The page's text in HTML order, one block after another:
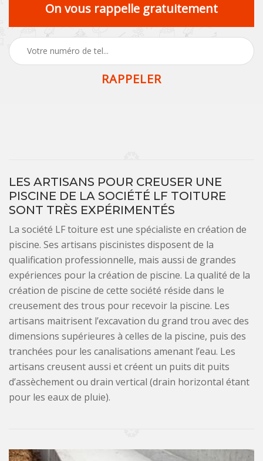
On vous rappelle gratuitement
LES ARTISANS POUR CREUSER UNE
PISCINE DE LA SOCIÉTÉ LF TOITURE
SONT TRÈS EXPÉRIMENTÉS
La société LF toiture est une spécialiste en création de
piscine. Ses artisans piscinistes disposent de la
qualification professionnelle, mais aussi de grandes
expériences pour la création de piscine. La qualité de la
création de piscine de cette société réside dans le
creusement des trous pour recevoir la piscine. Les
artisans maitrisent l’excavation du grand trou avec des
dimensions supérieures à celles de la piscine, puis des
tranchées pour les canalisations amenant l’eau. Les
artisans creusent aussi et créent un puits dit puits
d’assèchement ou drain vertical (drain horizontal étant
pour les eaux de pluie).